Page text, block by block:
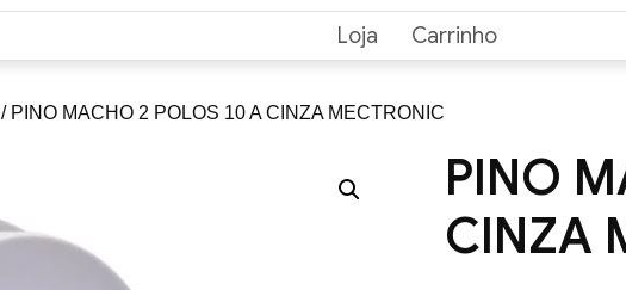
Loja Carrinho
/ PINO MACHO 2 POLOS 10 A CINZA MECTRONIC
PINO
CINZA